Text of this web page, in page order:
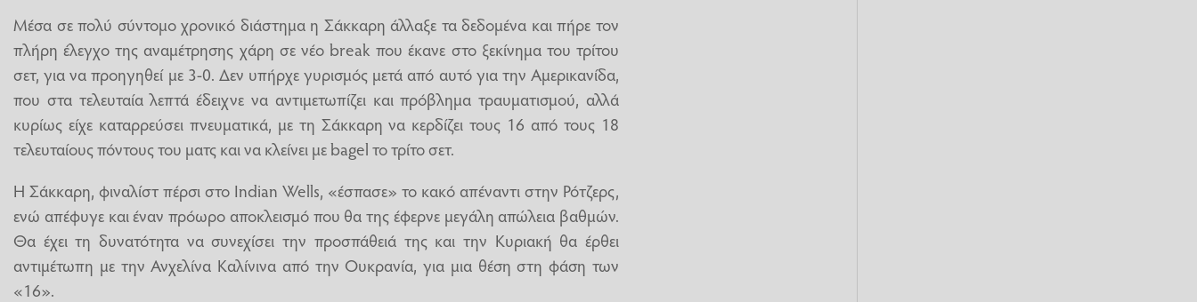
Μέσα σε πολύ σύντομο χρονικό διάστημα η Σάκκαρη άλλαξε τα δεδομένα και πήρε τον
πλήρη έλεγχο της αναμέτρησης χάρη σε νέο break που έκανε στο ξεκίνημα του τρίτου
σετ, για να προηγηθεί με 3-0. Δεν υπήρχε γυρισμός μετά από αυτό για την Αμερικανίδα,
που στα τελευταία λεπτά έδειχνε να αντιμετωπίζει και πρόβλημα τραυματισμού, αλλά
κυρίως είχε καταρρεύσει πνευματικά, με τη Σάκκαρη να κερδίζει τους 16 από τους 18
τελευταίους πόντους του ματς και να κλείνει με bagel το τρίτο σετ.
Η Σάκκαρη, φιναλίστ πέρσι στο Indian Wells, «έσπασε» το κακό απέναντι στην Ρότζερς,
ενώ απέφυγε και έναν πρόωρο αποκλεισμό που θα της έφερνε μεγάλη απώλεια βαθμών.
Θα έχει τη δυνατότητα να συνεχίσει την προσπάθειά της και την Κυριακή θα έρθει
αντιμέτωπη με την Ανχελίνα Καλίνινα από την Ουκρανία, για μια θέση στη φάση των
«16».